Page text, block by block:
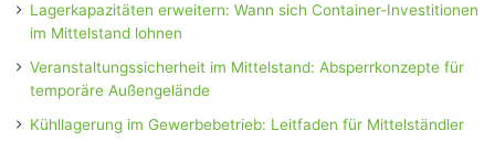
Lagerkapazitäten erweitern: Wann sich Container-Investitionen
im Mittelstand lohnen
Veranstaltungssicherheit im Mittelstand: Absperrkonzepte für
temporäre Außengelände
Kühllagerung im Gewerbebetrieb: Leitfaden für Mittelständler